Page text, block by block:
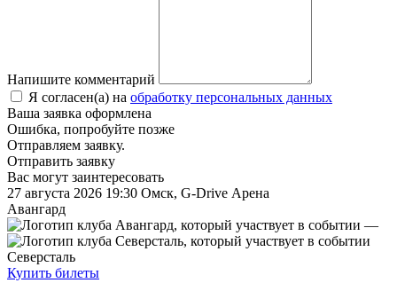
Напишите комментарий
Я согласен(а) на обработку персональных данных
Ваша заявка оформлена
Ошибка, попробуйте позже
Отправляем заявку.
Отправить заявку
Вас могут заинтересовать
27 августа 2026 19:30 Омск, G-Drive Арена
Авангард
—
Северсталь
Купить билеты